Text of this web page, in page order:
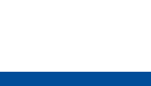
successiva